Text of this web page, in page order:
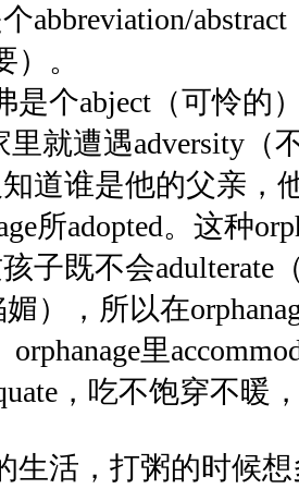
abbreviation/abstract
。
（可怜的）
里就遭遇adversity（
道谁是他的父亲，
所adopted。这种
子既不会adulterate
），所以在
orphanage里
吃不饱穿不暖，
打粥的时候想多